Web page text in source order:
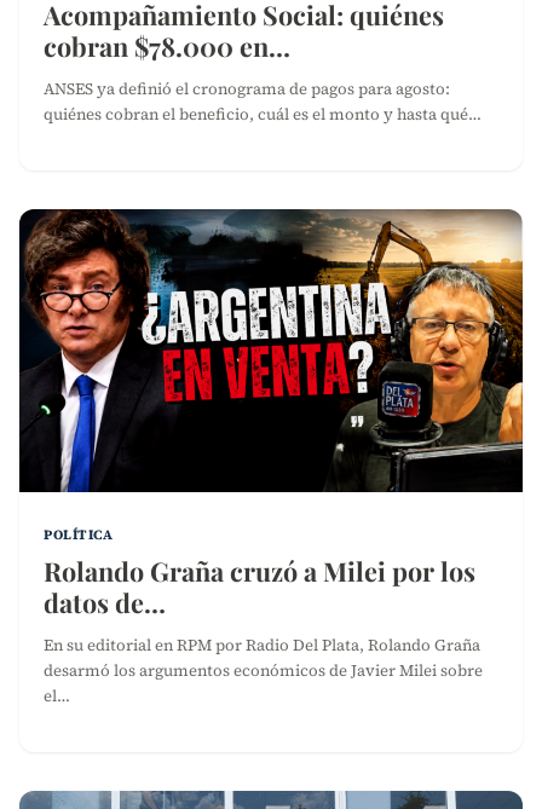
Acompañamiento Social: quiénes
cobran $78.000 en…
ANSES ya definió el cronograma de pagos para agosto:
quiénes cobran el beneficio, cuál es el monto y hasta qué…
POLÍTICA
Rolando Graña cruzó a Milei por los
datos de…
En su editorial en RPM por Radio Del Plata, Rolando Graña
desarmó los argumentos económicos de Javier Milei sobre
el…